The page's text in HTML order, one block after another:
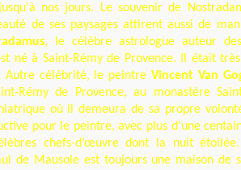
nos jours. Le souvenir de
de ses paysages attirent aussi de
, le célèbre astrologue auteur
né à Saint-Rémy de Provence. Il était
Autre célébrité, le peintreVincent Van
Rémy de Provence, au monastère
où il demeura de sa propre
pour le peintre, avec plus d’une
chefs-d’œuvre dont la nuit
de Mausole est toujours une maison de